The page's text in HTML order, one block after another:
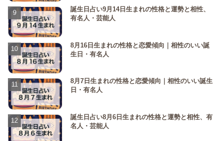
誕生日占い9月14日生まれの性格と運勢と相性、
有名人・芸能人
8月16日生まれの性格と恋愛傾向｜相性のいい誕
生日・有名人
8月7日生まれの性格と恋愛傾向｜相性のいい誕生
日・有名人
誕生日占い8月6日生まれの性格と運勢と相性、有
名人・芸能人